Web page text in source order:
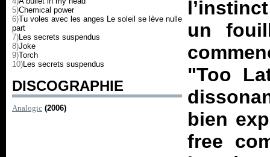
5)Chemical power
6)Tu voles avec les anges Le soleil se lève nulle
part
7)Les secrets suspendus
8)Joke
9)Torch
10)Les secrets suspendus
DISCOGRAPHIE
Analogic (2006)
un
"Too
bien
free